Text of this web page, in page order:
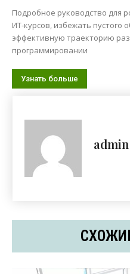
Подробное руководство для
ИТ-курсов, избежать пустого
эффективную траекторию
программировании
Узнать больше
admin